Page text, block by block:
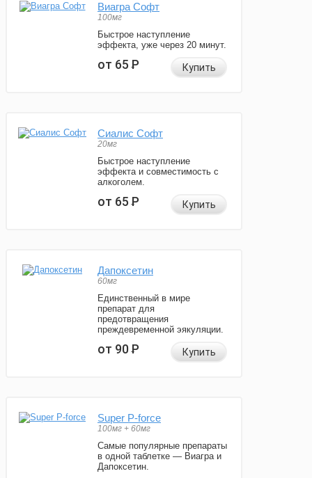
Виагра Софт
100мг
Быстрое наступление
эффекта, уже через 20 минут.
от 65Р Купить
Сиалис Софт
20мг
Быстрое наступление
эффекта и совместимость с
алкоголем.
от 65Р Купить
Дапоксетин
60мг
Единственный в мире
препарат для
предотвращения
преждевременной эякуляции.
от 90Р Купить
Super P-force
100мг + 60мг
Самые популярные препараты
в одной таблетке — Виагра и
Дапоксетин.